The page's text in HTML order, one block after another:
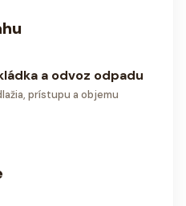
a odvoz odpadu
prístupu a objemu